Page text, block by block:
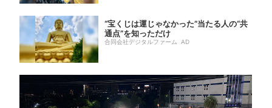
“宝くじは運じゃなかった”当たる人の“共
通点”を知っただけ
合同会社デジタルファーム AD